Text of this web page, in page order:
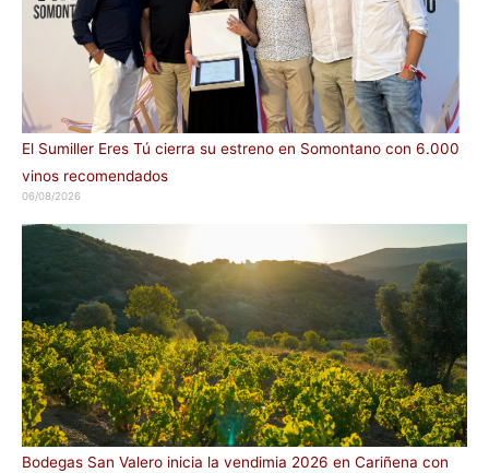
El Sumiller Eres Tú cierra su estreno en Somontano con 6.000
vinos recomendados
06/08/2026
Bodegas San Valero inicia la vendimia 2026 en Cariñena con